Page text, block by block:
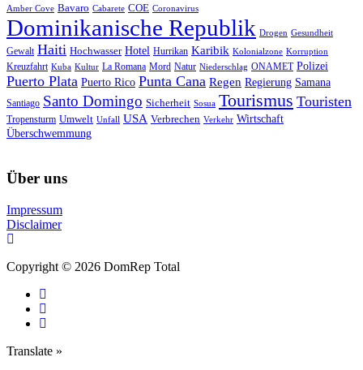
Amber Cove Bavaro Cabarete COE Coronavirus
Dominikanische Republik Drogen Gesundheit
Gewalt Haiti Hochwasser Hotel Hurrikan Karibik Kolonialzone Korruption
Kreuzfahrt Kuba Kultur La Romana Mord Natur Niederschlag ONAMET Polizei
Puerto Plata Puerto Rico Punta Cana Regen Regierung Samana
Santiago Santo Domingo Sicherheit Sosua Tourismus Touristen
Tropensturm Umwelt Unfall USA Verbrechen Verkehr Wirtschaft
Überschwemmung
Über uns
Impressum
Disclaimer
Copyright © 2026 DomRep Total
Translate »